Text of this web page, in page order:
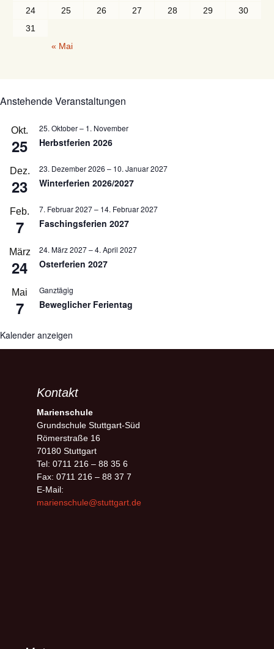
24
25 26 27 28 29
30
31
« Mai
Anstehende Veranstaltungen
Okt.
25
25. Oktober– 1. November
Herbstferien 2026
Dez.
23
23. Dezember 2026 – 10. Januar 2027
Winterferien 2026/2027
Feb.
7
7. Februar 2027– 14. Februar 2027
Faschingsferien 2027
März
24
24. März 2027–4. April 2027
Osterferien 2027
Mai
7
Ganztägig
Beweglicher Ferientag
Kalender anzeigen
Kontakt
Marienschule
Grundschule Stuttgart-Süd
Römerstraße 16
70180 Stuttgart
Tel: 0711 216 – 88 35 6
Fax: 0711 216 – 88 37 7
E-Mail:
marienschule@stuttgart.de